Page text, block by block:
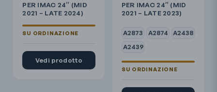
PER IMAC 24″ (MID
2021 – LATE 2024)
Vedi prodotto
PER IMAC 24″ (MID
2021 – LATE 2023)
A2873 A2874
A2438
A2439